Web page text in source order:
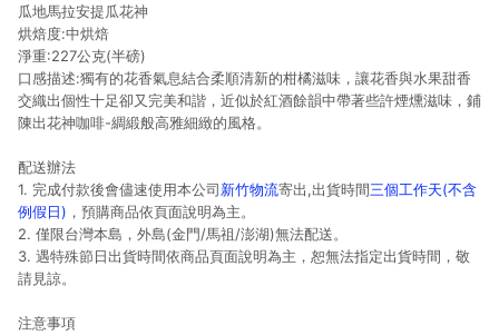
瓜地馬拉安提瓜花神
烘焙度:中烘焙
淨重:227公克(半磅)
口感描述:獨有的花香氣息結合柔順清新的柑橘滋味，讓花香與水果甜香
交織出個性十足卻又完美和諧，近似於紅酒餘韻中帶著些許煙燻滋味，鋪
陳出花神咖啡-綢緞般高雅細緻的風格。
配送辦法
1. 完成付款後會儘速使用本公司新竹物流寄出,出貨時間三個工作天(不含
例假日) ，預購商品依頁面說明為主。
2. 僅限台灣本島，外島(金門/馬祖/澎湖)無法配送。
3. 遇特殊節日出貨時間依商品頁面說明為主，恕無法指定出貨時間，敬
請見諒。
注意事項